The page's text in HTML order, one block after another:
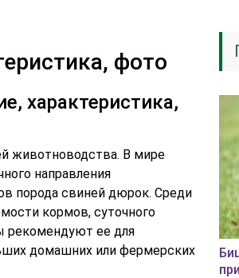
фото
характеристика,
животноводства. В мире
направления
порода свиней дюрок. Среди
кормов, суточного
рекомендуют ее для
домашних или фермерских